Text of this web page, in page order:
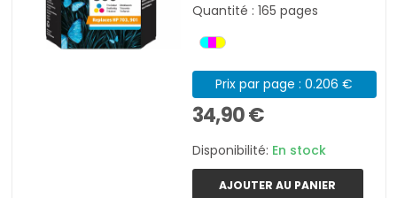
Quantité : 165 pages
Prix par page : 0.206 €
34,90 €
Disponibilité: En stock
AJOUTER AU PANIER